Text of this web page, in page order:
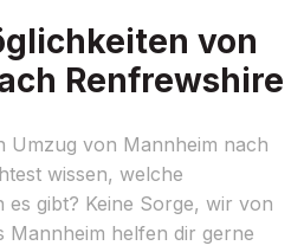
von
Renfrewshire
Umzug von Mannheim nach
wissen, welche
gibt? Keine Sorge, wir von
Mannheim helfen dir gerne